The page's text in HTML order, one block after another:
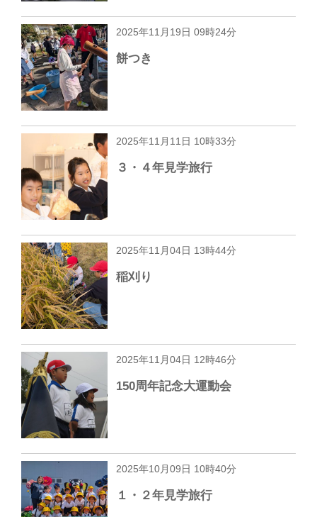
2025年11月19日 09時24分
餅つき
2025年11月11日 10時33分
３・４年見学旅行
2025年11月04日 13時44分
稲刈り
2025年11月04日 12時46分
150周年記念大運動会
2025年10月09日 10時40分
１・２年見学旅行